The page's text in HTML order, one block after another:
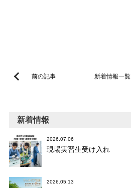
前の記事 新着情報一覧
新着情報
2026.07.06
現場実習生受け入れ
2026.05.13